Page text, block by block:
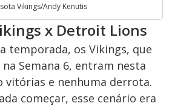
Vikings/Andy Kenutis
x Detroit Lions
temporada, os Vikings, que
Semana 6, entram nesta
vitórias e nenhuma derrota.
começar, esse cenário era